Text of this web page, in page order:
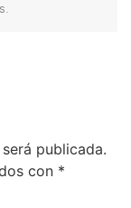
publicada.
con *